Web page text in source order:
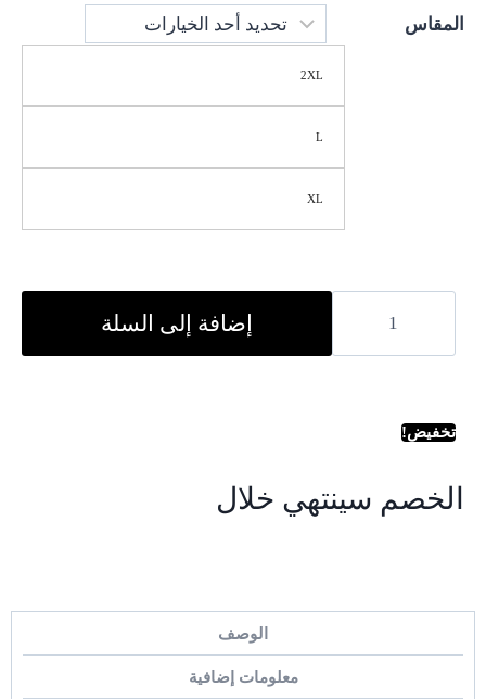
المقاس
2XL
L
XL
إضافة إلى السلة
تخفيض!
الخصم سينتهي خلال
الوصف
معلومات إضافية